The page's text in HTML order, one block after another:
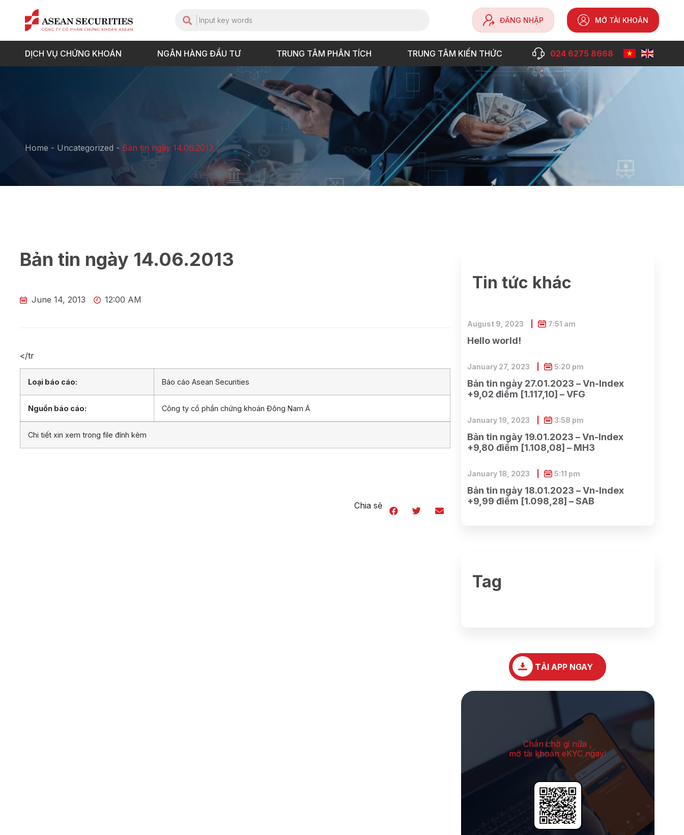
ĐĂNG NHẬP MỞ TÀI KHOẢN
DỊCH VỤ CHỨNG KHOÁN NGÂN HÀNG ĐẦU TƯ TRUNG TÂM PHÂN TÍCH TRUNG TÂM KIẾN THỨC 024 6275 8668
Home - Uncategorized - Bản tin ngày 14.06.2013
Bản tin ngày 14.06.2013
June 14, 2013 12:00 AM
</tr
Loại báo cáo: Báo cáo Asean Securities
Nguồn báo cáo: Công ty cổ phần chứng khoán Đông Nam Á
Chi tiết xin xem trong file đính kèm
Chia sẻ
Tin tức khác
Hello world!
August 9, 2023 7:51 am
Bản tin ngày 27.01.2023 – Vn-Index
+9,02 điểm [1.117,10] – VFG
January 27, 2023 5:20 pm
Bản tin ngày 19.01.2023 – Vn-Index
+9,80 điểm [1.108,08] – MH3
January 19, 2023 3:58 pm
Bản tin ngày 18.01.2023 – Vn-Index
+9,99 điểm [1.098,28] – SAB
January 18, 2023 5:11 pm
Tag
TẢI APP NGAY
Chần chờ gi nữa ,
mở tài khoản eKYC ngay!